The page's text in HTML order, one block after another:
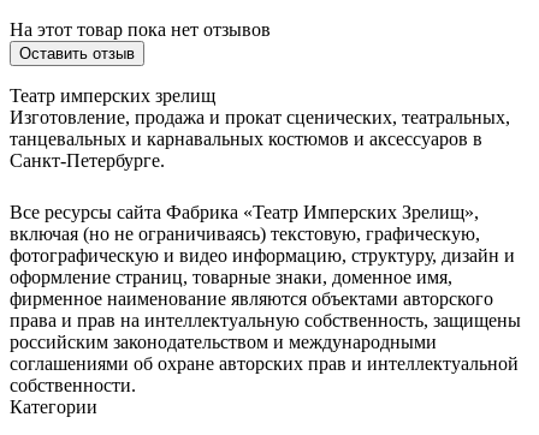
На этот товар пока нет отзывов
Оставить отзыв
Театр имперских зрелищ
Изготовление, продажа и прокат сценических, театральных,
танцевальных и карнавальных костюмов и аксессуаров в
Санкт-Петербурге.
Все ресурсы сайта Фабрика «Театр Имперских Зрелищ»,
включая (но не ограничиваясь) текстовую, графическую,
фотографическую и видео информацию, структуру, дизайн и
оформление страниц, товарные знаки, доменное имя,
фирменное наименование являются объектами авторского
права и прав на интеллектуальную собственность, защищены
российским законодательством и международными
соглашениями об охране авторских прав и интеллектуальной
собственности.
Категории